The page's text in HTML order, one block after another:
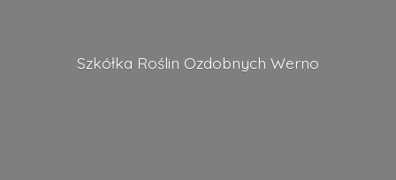
Szkółka Roślin Ozdobnych Werno